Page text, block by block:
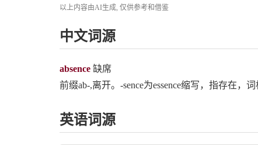
以上内容由AI生成, 仅供参考和借鉴
中文词源
absence 缺席
前缀ab-,离开。-sence为essence缩写，指存在，
英语词源